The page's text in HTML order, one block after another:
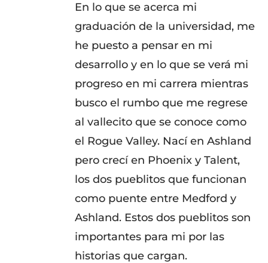
En lo que se acerca mi
graduación de la universidad, me
he puesto a pensar en mi
desarrollo y en lo que se verá mi
progreso en mi carrera mientras
busco el rumbo que me regrese
al vallecito que se conoce como
el Rogue Valley. Nací en Ashland
pero crecí en Phoenix y Talent,
los dos pueblitos que funcionan
como puente entre Medford y
Ashland. Estos dos pueblitos son
importantes para mi por las
historias que cargan.